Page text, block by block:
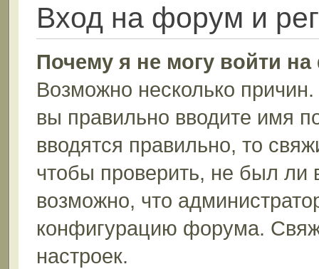
Вход на форум и
Почему я не могу войти
Возможно несколько
вы правильно вводите имя
вводятся правильно, то
чтобы проверить, не был ли
возможно, что
конфигурацию форума.
настроек.